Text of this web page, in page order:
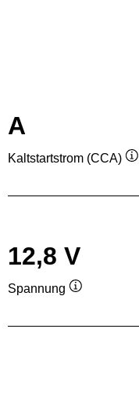
A
Kaltstartstrom (CCA)
12,8 V
Spannung